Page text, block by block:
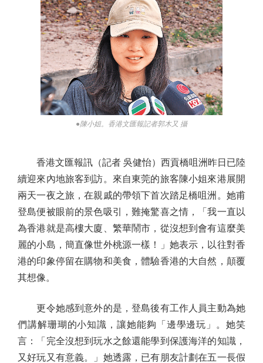
●陳小姐。香港文匯報記者郭木又 攝
香港文匯報訊（記者 吳健怡）西貢橋咀洲昨日已陸
續迎來內地旅客到訪。來自東莞的旅客陳小姐來港展開
兩天一夜之旅，在親戚的帶領下首次踏足橋咀洲。她甫
登島便被眼前的景色吸引，難掩驚喜之情，「我一直以
為香港就是高樓大廈、繁華鬧市，從沒想到會有這麼美
麗的小島，簡直像世外桃源一樣！」她表示，以往對香
港的印象停留在購物和美食，體驗香港的大自然，顛覆
其想像。
更令她感到意外的是，登島後有工作人員主動為她
們講解珊瑚的小知識，讓她能夠「邊學邊玩」。她笑
言：「完全沒想到玩水之餘還能學到保護海洋的知識，
又好玩又有意義。」她透露，已有朋友計劃在五一長假